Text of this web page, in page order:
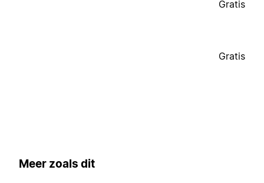
Gratis
Gratis
Meer zoals dit